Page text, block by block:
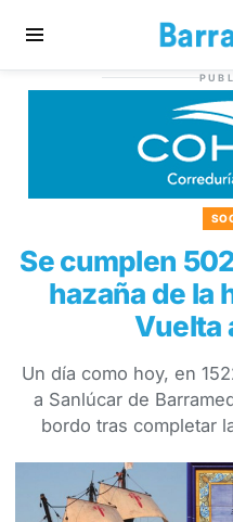
Se cumplen
hazaña de la
Vuelta
Un día como hoy, en
a Sanlúcar de
bordo tras completar